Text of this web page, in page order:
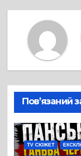
Пов’язаний
TV СЮЖЕТ